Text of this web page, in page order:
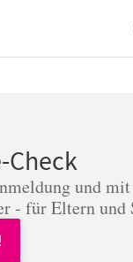
Check
und
- für Eltern und